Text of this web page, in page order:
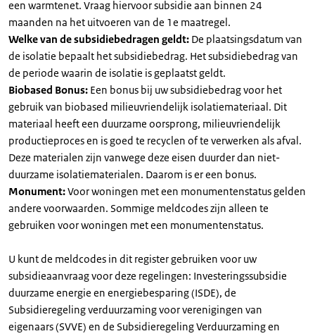
een warmtenet. Vraag hiervoor subsidie aan binnen 24
maanden na het uitvoeren van de 1e maatregel.
Welke van de subsidiebedragen geldt: De plaatsingsdatum van
de isolatie bepaalt het subsidiebedrag. Het subsidiebedrag van
de periode waarin de isolatie is geplaatst geldt.
Biobased Bonus: Een bonus bij uw subsidiebedrag voor het
gebruik van biobased milieuvriendelijk isolatiemateriaal. Dit
materiaal heeft een duurzame oorsprong, milieuvriendelijk
productieproces en is goed te recyclen of te verwerken als afval.
Deze materialen zijn vanwege deze eisen duurder dan niet-
duurzame isolatiematerialen. Daarom is er een bonus.
Monument:Voor woningen met een monumentenstatus gelden
andere voorwaarden. Sommige meldcodes zijn alleen te
gebruiken voor woningen met een monumentenstatus.
U kunt de meldcodes in dit register gebruiken voor uw
subsidieaanvraag voor deze regelingen: Investeringssubsidie
duurzame energie en energiebesparing (ISDE), de
Subsidieregeling verduurzaming voor verenigingen van
eigenaars (SVVE) en de Subsidieregeling Verduurzaming en